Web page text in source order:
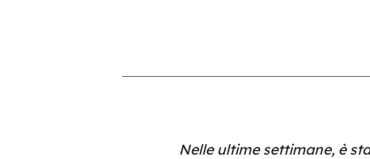
Nelle ultime settimane, è